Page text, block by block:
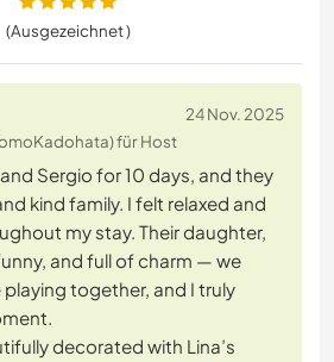
(Ausgezeichnet )
24 Nov. 2025
für Host
Sergio for 10 days, and they
kind family. I felt relaxed and
my stay. Their daughter,
and full of charm — we
together, and I truly
decorated with Lina’s